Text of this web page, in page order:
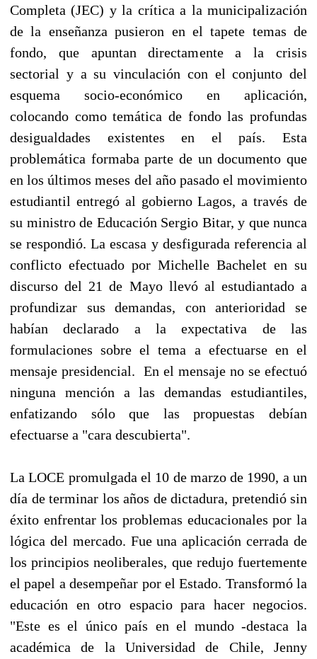
Completa (JEC) y la crítica a la municipalización
de la enseñanza pusieron en el tapete temas de
fondo, que apuntan directamente a la crisis
sectorial y a su vinculación con el conjunto del
esquema socio-económico en aplicación,
colocando como temática de fondo las profundas
desigualdades existentes en el país. Esta
problemática formaba parte de un documento que
en los últimos meses del año pasado el movimiento
estudiantil entregó al gobierno Lagos, a través de
su ministro de Educación Sergio Bitar, y que nunca
se respondió. La escasa y desfigurada referencia al
conflicto efectuado por Michelle Bachelet en su
discurso del 21 de Mayo llevó al estudiantado a
profundizar sus demandas, con anterioridad se
habían declarado a la expectativa de las
formulaciones sobre el tema a efectuarse en el
mensaje presidencial. En el mensaje no se efectuó
ninguna mención a las demandas estudiantiles,
enfatizando sólo que las propuestas debían
efectuarse a "cara descubierta".
La LOCE promulgada el 10 de marzo de 1990, a un
día de terminar los años de dictadura, pretendió sin
éxito enfrentar los problemas educacionales por la
lógica del mercado. Fue una aplicación cerrada de
los principios neoliberales, que redujo fuertemente
el papel a desempeñar por el Estado. Transformó la
educación en otro espacio para hacer negocios.
"Este es el único país en el mundo -destaca la
académica de la Universidad de Chile, Jenny